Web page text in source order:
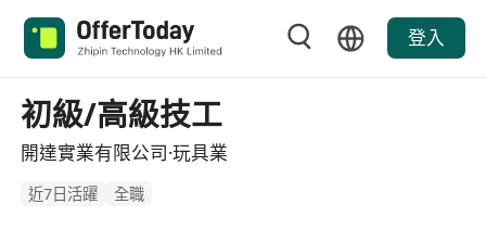
登入
初級/高級技工
開達實業有限公司·玩具業
近7日活躍 全職